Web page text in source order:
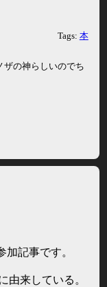
Tags: 本
ザの神らしいのでち
加記事です。
由来している。